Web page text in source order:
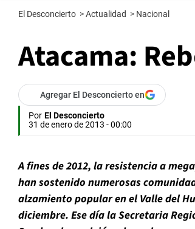
El Desconcierto >Actualidad > Nacional
Atacama:
Agregar El Desconcierto en
Por El Desconcierto
31 de enero de 2013 - 00:00
A fines de 2012, la resistencia a
han sostenido numerosas
alzamiento popular en el Valle del
diciembre. Ese día la Secretaria